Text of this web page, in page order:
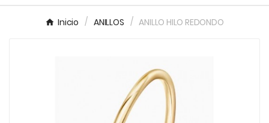
Inicio ANILLOS ANILLO HILO REDONDO